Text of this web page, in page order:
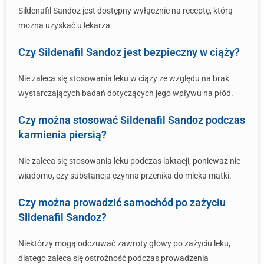
Sildenafil Sandoz jest dostępny wyłącznie na receptę, którą
można uzyskać u lekarza.
Czy Sildenafil Sandoz jest bezpieczny w ciąży?
Nie zaleca się stosowania leku w ciąży ze względu na brak
wystarczających badań dotyczących jego wpływu na płód.
Czy można stosować Sildenafil Sandoz podczas
karmienia piersią?
Nie zaleca się stosowania leku podczas laktacji, ponieważ nie
wiadomo, czy substancja czynna przenika do mleka matki.
Czy można prowadzić samochód po zażyciu
Sildenafil Sandoz?
Niektórzy mogą odczuwać zawroty głowy po zażyciu leku,
dlatego zaleca się ostrożność podczas prowadzenia